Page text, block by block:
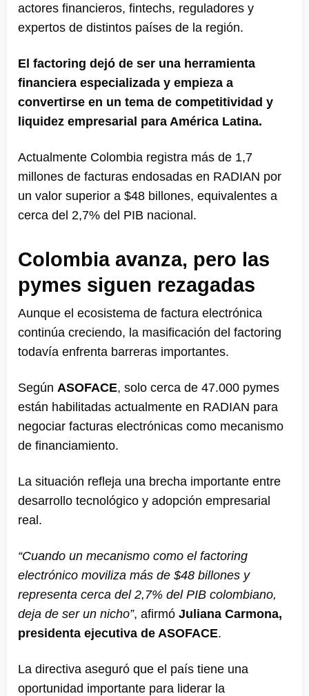
actores financieros, fintechs, reguladores y
expertos de distintos países de la región.
El factoring dejó de ser una herramienta
financiera especializada y empieza a
convertirse en un tema de competitividad y
liquidez empresarial para América Latina.
Actualmente Colombia registra más de 1,7
millones de facturas endosadas en RADIAN por
un valor superior a $48 billones, equivalentes a
cerca del 2,7% del PIB nacional.
Colombia avanza, pero las
pymes siguen rezagadas
Aunque el ecosistema de factura electrónica
continúa creciendo, la masificación del factoring
todavía enfrenta barreras importantes.
Según ASOFACE, solo cerca de 47.000 pymes
están habilitadas actualmente en RADIAN para
negociar facturas electrónicas como mecanismo
de financiamiento.
La situación refleja una brecha importante entre
desarrollo tecnológico y adopción empresarial
real.
“Cuando un mecanismo como el factoring
electrónico moviliza más de $48 billones y
representa cerca del 2,7% del PIB colombiano,
deja de ser un nicho”, afirmó Juliana Carmona,
presidenta ejecutiva de ASOFACE.
La directiva aseguró que el país tiene una
oportunidad importante para liderar la